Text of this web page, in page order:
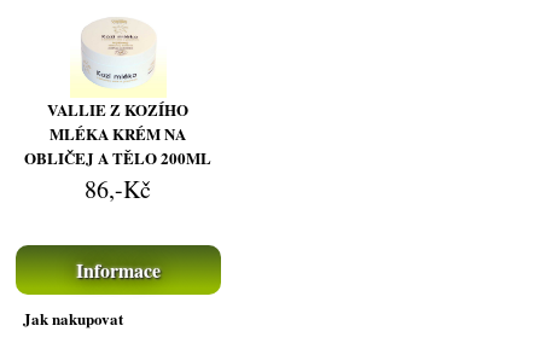
VALLIE Z KOZÍHO
MLÉKA KRÉM NA
OBLIČEJ A TĚLO 200ML
86,-Kč
Informace
Jak nakupovat